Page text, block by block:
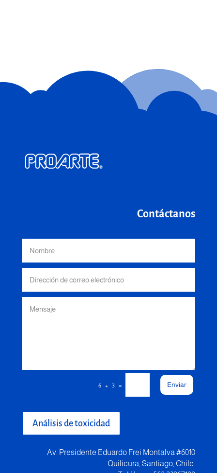
Contáctanos
6 + 3 = Enviar
Análisis de toxicidad
Av. Presidente Eduardo Frei Montalva #6010
Quilicura, Santiago, Chile.